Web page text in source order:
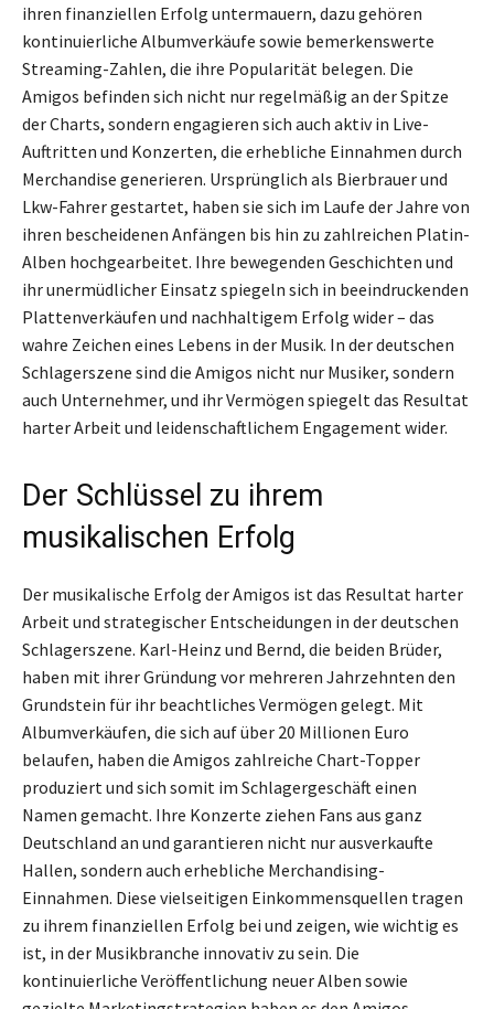
ihren finanziellen Erfolg untermauern, dazu gehören
kontinuierliche Albumverkäufe sowie bemerkenswerte
Streaming-Zahlen, die ihre Popularität belegen. Die
Amigos befinden sich nicht nur regelmäßig an der Spitze
der Charts, sondern engagieren sich auch aktiv in Live-
Auftritten und Konzerten, die erhebliche Einnahmen durch
Merchandise generieren. Ursprünglich als Bierbrauer und
Lkw-Fahrer gestartet, haben sie sich im Laufe der Jahre von
ihren bescheidenen Anfängen bis hin zu zahlreichen Platin-
Alben hochgearbeitet. Ihre bewegenden Geschichten und
ihr unermüdlicher Einsatz spiegeln sich in beeindruckenden
Plattenverkäufen und nachhaltigem Erfolg wider – das
wahre Zeichen eines Lebens in der Musik. In der deutschen
Schlagerszene sind die Amigos nicht nur Musiker, sondern
auch Unternehmer, und ihr Vermögen spiegelt das Resultat
harter Arbeit und leidenschaftlichem Engagement wider.
Der Schlüssel zu ihrem
musikalischen Erfolg
Der musikalische Erfolg der Amigos ist das Resultat harter
Arbeit und strategischer Entscheidungen in der deutschen
Schlagerszene. Karl-Heinz und Bernd, die beiden Brüder,
haben mit ihrer Gründung vor mehreren Jahrzehnten den
Grundstein für ihr beachtliches Vermögen gelegt. Mit
Albumverkäufen, die sich auf über 20 Millionen Euro
belaufen, haben die Amigos zahlreiche Chart-Topper
produziert und sich somit im Schlagergeschäft einen
Namen gemacht. Ihre Konzerte ziehen Fans aus ganz
Deutschland an und garantieren nicht nur ausverkaufte
Hallen, sondern auch erhebliche Merchandising-
Einnahmen. Diese vielseitigen Einkommensquellen tragen
zu ihrem finanziellen Erfolg bei und zeigen, wie wichtig es
ist, in der Musikbranche innovativ zu sein. Die
kontinuierliche Veröffentlichung neuer Alben sowie